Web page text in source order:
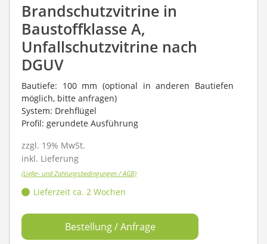
Brandschutzvitrine in
Baustoffklasse A,
Unfallschutzvitrine nach
DGUV
Bautiefe: 100 mm (optional in anderen Bautiefen
möglich, bitte anfragen)
System: Drehflügel
Profil: gerundete Ausführung
zzgl. 19% MwSt.
inkl. Lieferung
(Liefer- und Zahlungsbedingungen / AGB)
Lieferzeit ca. 2 Wochen
Bestellung / Anfrage